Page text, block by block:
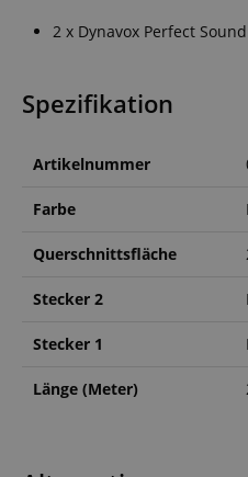
2 x Dynavox Perfect
Spezifikation
Artikelnummer
Farbe
Querschnittsfläche
Stecker 2
Stecker 1
Länge (Meter)